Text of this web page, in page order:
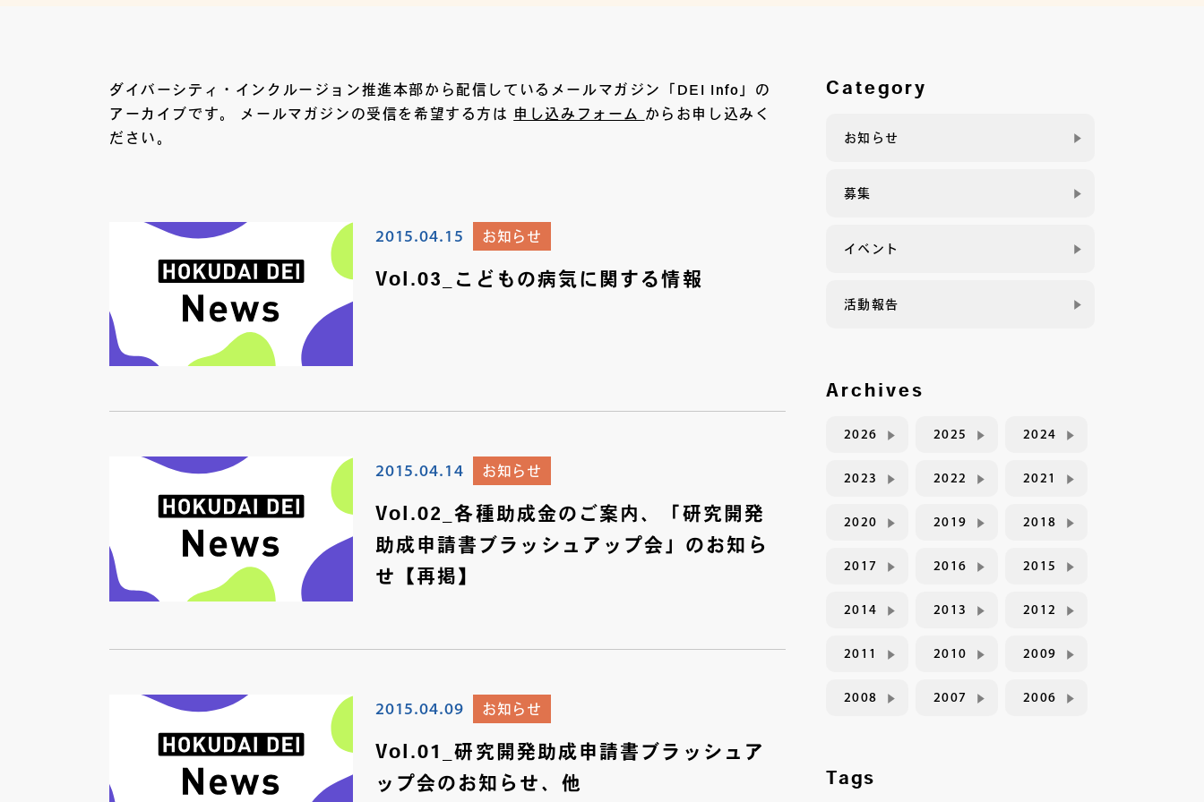
ダイバーシティ・インクルージョン推進本部から配信しているメールマガジン「DEI Info」の
アーカイブです。 メールマガジンの受信を希望する方は
申し込みフォーム
からお申し込みく
ださい。
2015.04.15 お知らせ
Vol.03_こどもの病気に関する情報
2015.04.14 お知らせ
Vol.02_各種助成金のご案内、「研究開発
助成申請書ブラッシュアップ会」のお知ら
せ【再掲】
2015.04.09 お知らせ
Vol.01_研究開発助成申請書ブラッシュア
ップ会のお知らせ、他
Category
お知らせ
募集
イベント
活動報告
Archives
2026 2025 2024
2023 2022 2021
2020 2019 2018
2017 2016 2015
2014 2013 2012
2011 2010 2009
2008 2007 2006
Tags